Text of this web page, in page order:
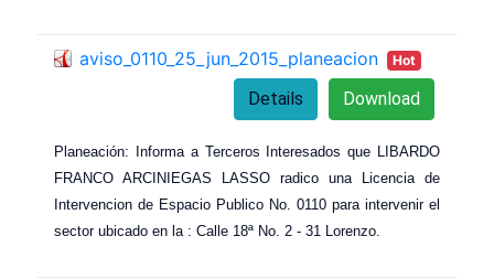
aviso_0110_25_jun_2015_planeacion Hot
Download
Details
Planeación: Informa a Terceros Interesados que LIBARDO
FRANCO ARCINIEGAS LASSO radico una Licencia de
Intervencion de Espacio Publico No. 0110 para intervenir el
sector ubicado en la : Calle 18ª No. 2 - 31 Lorenzo.